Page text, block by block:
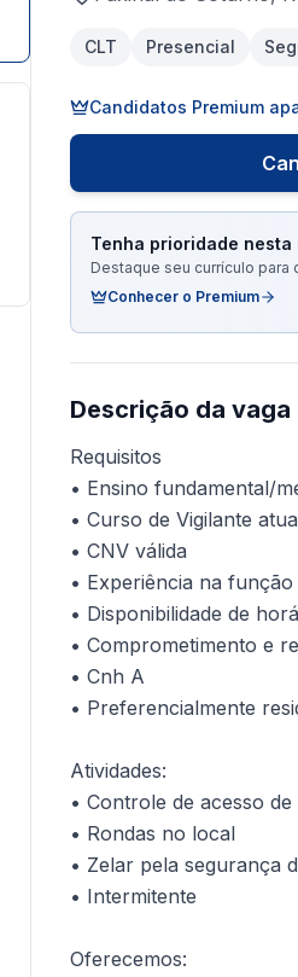
CLT Presencial
Candidatos Premium
Tenha prioridade
Destaque seu currículo para
Conhecer o Premium
Descrição da vaga
Requisitos
• Ensino fundamental/
• Curso de Vigilante
• CNV válida
• Experiência na
• Disponibilidade de
• Comprometimento e
• Cnh A
• Preferencialmente
Atividades:
• Controle de acesso
• Rondas no local
• Zelar pela segurança
• Intermitente
Oferecemos: